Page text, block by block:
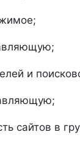
и
сайтов в